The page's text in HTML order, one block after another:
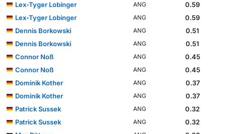
Lex-Tyger Lobinger
ANG
0.59
Lex-Tyger Lobinger
ANG
0.59
Dennis Borkowski
ANG
0.51
Dennis Borkowski
ANG
0.51
Connor Noß
ANG
0.45
Connor Noß
ANG
0.45
Dominik Kother
ANG
0.37
Dominik Kother
ANG
0.37
Patrick Sussek
ANG
0.32
Patrick Sussek
ANG
0.32